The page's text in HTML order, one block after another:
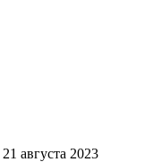
21 августа 2023